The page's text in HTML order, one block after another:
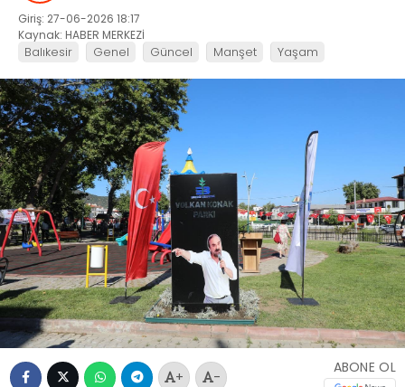
Giriş: 27-06-2026 18:17
Kaynak: HABER MERKEZİ
Balıkesir Genel Güncel Manşet Yaşam
+ -
ABONE OL